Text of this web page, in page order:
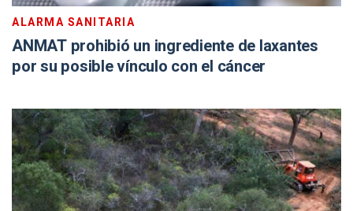
ALARMA SANITARIA
ANMAT prohibió un ingrediente de laxantes
por su posible vínculo con el cáncer